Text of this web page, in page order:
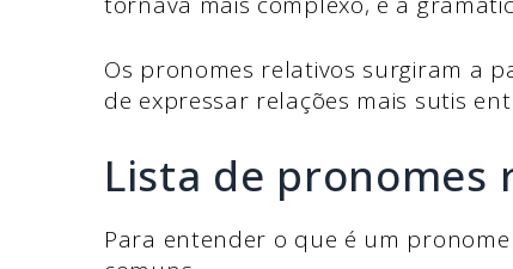
Os pronomes relativos surgiram a
de expressar relações mais sutis
Lista de pronomes
Para entender o que é um